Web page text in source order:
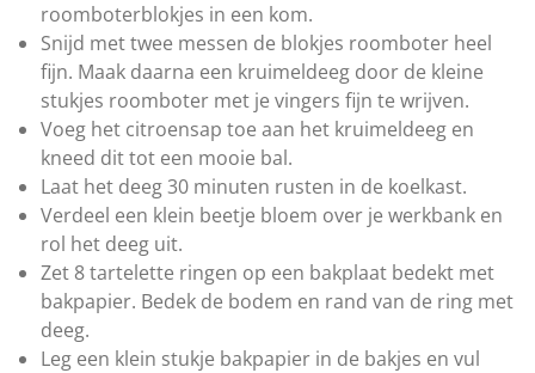
roomboterblokjes in een kom.
Snijd met twee messen de blokjes roomboter heel
fijn. Maak daarna een kruimeldeeg door de kleine
stukjes roomboter met je vingers fijn te wrijven.
Voeg het citroensap toe aan het kruimeldeeg en
kneed dit tot een mooie bal.
Laat het deeg 30 minuten rusten in de koelkast.
Verdeel een klein beetje bloem over je werkbank en
rol het deeg uit.
Zet 8 tartelette ringen op een bakplaat bedekt met
bakpapier. Bedek de bodem en rand van de ring met
deeg.
Leg een klein stukje bakpapier in de bakjes en vul